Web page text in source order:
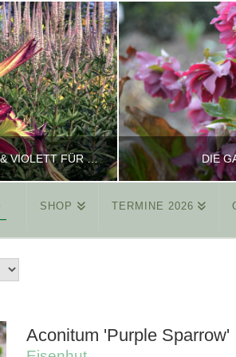
TAGLILIEN NEU ENTDECKT: ROSA & VIOLETT FÜR ROMANTISCHE PFLANZKOMBINATIONEN
SHOP
DIE
SHOP TERMINE 2026
Aconitum 'Purple Sparrow'